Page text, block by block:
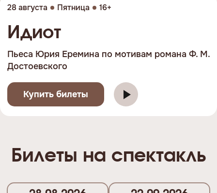
28 августа Пятница 16+
Идиот
Пьеса Юрия Еремина по мотивам романа Ф. М.
Достоевского
Купить билеты
Билеты на спектакль